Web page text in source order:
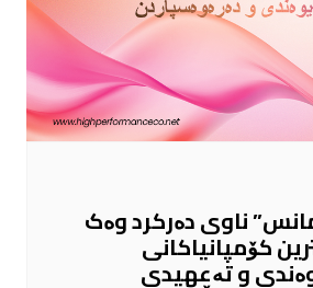
ناوی دەرکرد وەک
کۆمپانیاکانی
و تەعهیدی